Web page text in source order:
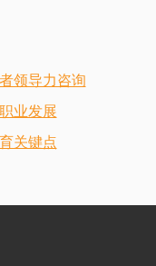
领导力咨询
业发展
关键点